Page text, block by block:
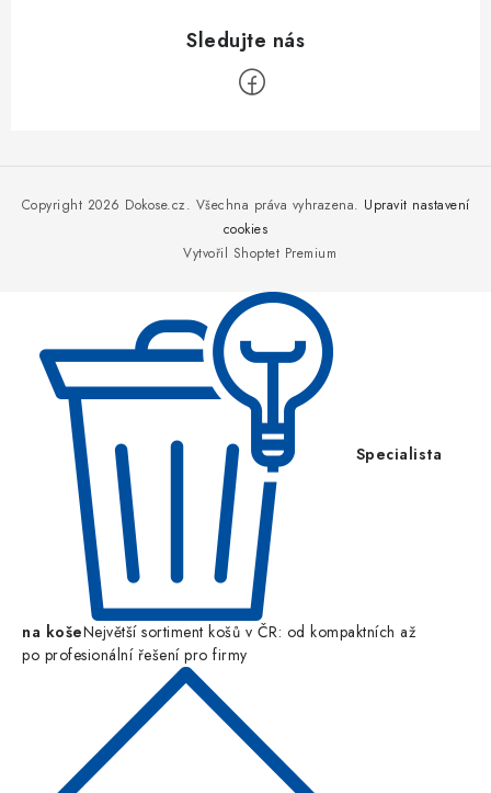
Vytvořil Shoptet Premium
Copyright 2026 Dokose.cz. Všechna práva vyhrazena. Upravit nastavení
cookies
Specialista
na košeNejvětší sortiment košů v ČR: od kompaktních až
po profesionální řešení pro firmy